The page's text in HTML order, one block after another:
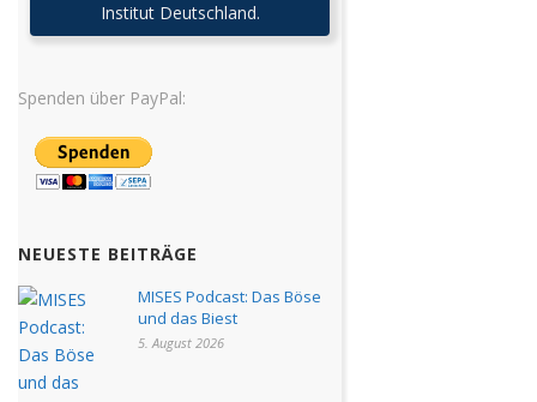
Institut Deutschland.
Spenden über PayPal:
NEUESTE BEITRÄGE
MISES Podcast: Das Böse
und das Biest
5. August 2026